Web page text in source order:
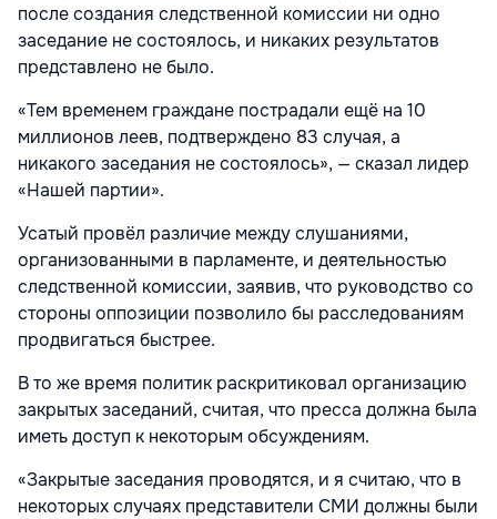
после создания следственной комиссии ни одно
заседание не состоялось, и никаких результатов
представлено не было.
«Тем временем граждане пострадали ещё на 10
миллионов леев, подтверждено 83 случая, а
никакого заседания не состоялось», — сказал лидер
«Нашей партии».
Усатый провёл различие между слушаниями,
организованными в парламенте, и деятельностью
следственной комиссии, заявив, что руководство со
стороны оппозиции позволило бы расследованиям
продвигаться быстрее.
В то же время политик раскритиковал организацию
закрытых заседаний, считая, что пресса должна была
иметь доступ к некоторым обсуждениям.
«Закрытые заседания проводятся, и я считаю, что в
некоторых случаях представители СМИ должны были